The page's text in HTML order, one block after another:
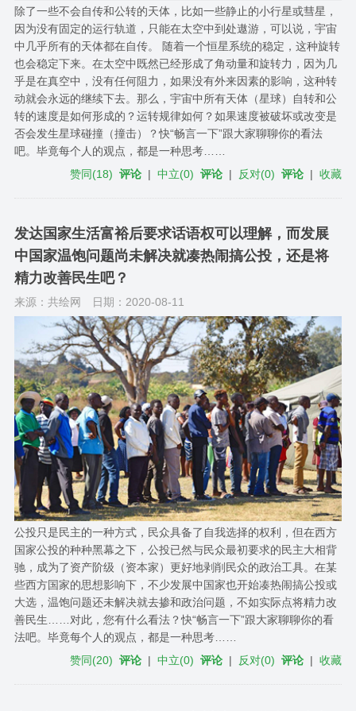
除了一些不会自传和公转的天体，比如一些静止的小行星或彗星，
因为没有固定的运行轨道，只能在太空中到处遨游，可以说，宇宙
中几乎所有的天体都在自传。 随着一个恒星系统的稳定，这种旋转
也会稳定下来。在太空中既然已经形成了角动量和旋转力，因为几
乎是在真空中，没有任何阻力，如果没有外来因素的影响，这种转
动就会永远的继续下去。那么，宇宙中所有天体（星球）自转和公
转的速度是如何形成的？运转规律如何？如果速度被破坏或改变是
否会发生星球碰撞（撞击）？快“畅言一下”跟大家聊聊你的看法
吧。毕竟每个人的观点，都是一种思考……
赞同(18) 评论 |中立(0) 评论 | 反对(0) 评论 |收藏
发达国家生活富裕后要求话语权可以理解，而发展
中国家温饱问题尚未解决就凑热闹搞公投，还是将
精力改善民生吧？
来源：共绘网 日期：2020-08-11
公投只是民主的一种方式，民众具备了自我选择的权利，但在西方
国家公投的种种黑幕之下，公投已然与民众最初要求的民主大相背
驰，成为了资产阶级（资本家）更好地剥削民众的政治工具。在某
些西方国家的思想影响下，不少发展中国家也开始凑热闹搞公投或
大选，温饱问题还未解决就去掺和政治问题，不如实际点将精力改
善民生……对此，您有什么看法？快“畅言一下”跟大家聊聊你的看
法吧。毕竟每个人的观点，都是一种思考……
赞同(20) 评论 |中立(0) 评论 | 反对(0) 评论 |收藏